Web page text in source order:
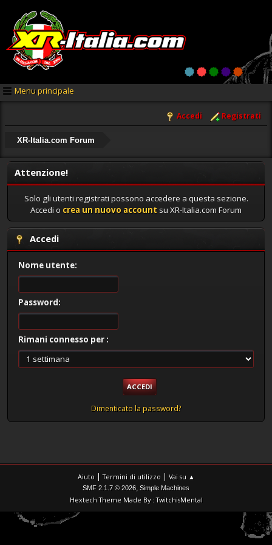
Menu principale
Accedi Registrati
XR-Italia.com Forum
Attenzione!
Solo gli utenti registrati possono accedere a questa sezione.
Accedi o crea un nuovo account su XR-Italia.com Forum
Accedi
Nome utente:
Password:
Rimani connesso per :
Dimenticato la password?
Aiuto |Termini di utilizzo | Vai su ▲
SMF 2.1.7 © 2026, Simple Machines
Hextech Theme Made By : TwitchisMental